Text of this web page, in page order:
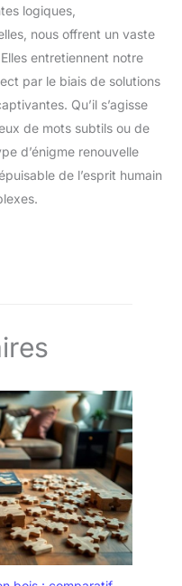
logiques,
nous offrent un vaste
entretiennent notre
par le biais de solutions
Qu’il s’agisse
de mots subtils ou de
d’énigme renouvelle
de l’esprit humain